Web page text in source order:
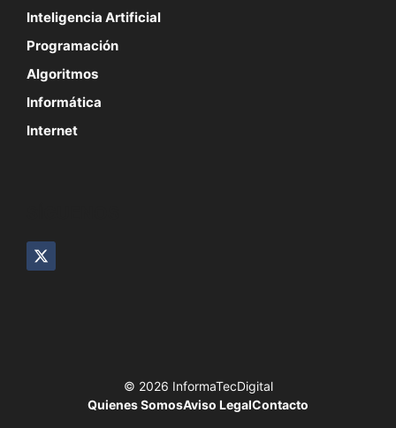
Inteligencia Artificial
Programación
Algoritmos
Informática
Internet
© 2026 InformaTecDigital
Quienes SomosAviso LegalContacto